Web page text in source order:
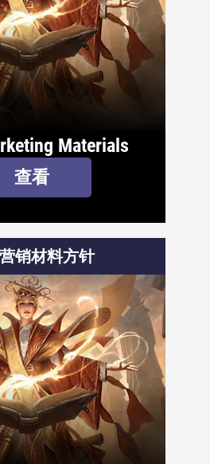
Materials
查看
营销材料方针